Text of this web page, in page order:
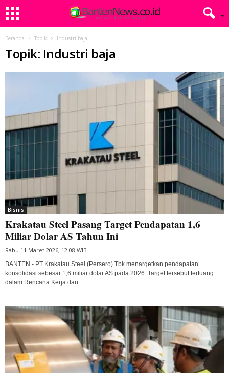
Beranda Topik Industri baja
Topik: Industri baja
Bisnis
Krakatau Steel Pasang Target Pendapatan 1,6
Miliar Dolar AS Tahun Ini
Rabu 11 Maret 2026, 12:08 WIB
BANTEN - PT Krakatau Steel (Persero) Tbk menargetkan pendapatan
konsolidasi sebesar 1,6 miliar dolar AS pada 2026. Target tersebut tertuang
dalam Rencana Kerja dan...